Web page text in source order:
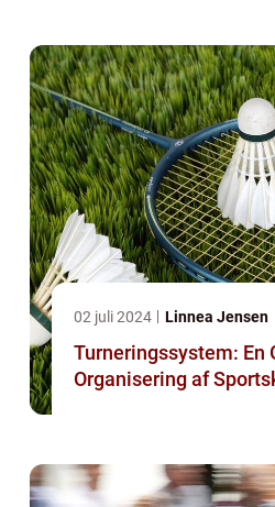
02 juli 2024 Linnea Jensen
Turneringssystem: En
Organisering af